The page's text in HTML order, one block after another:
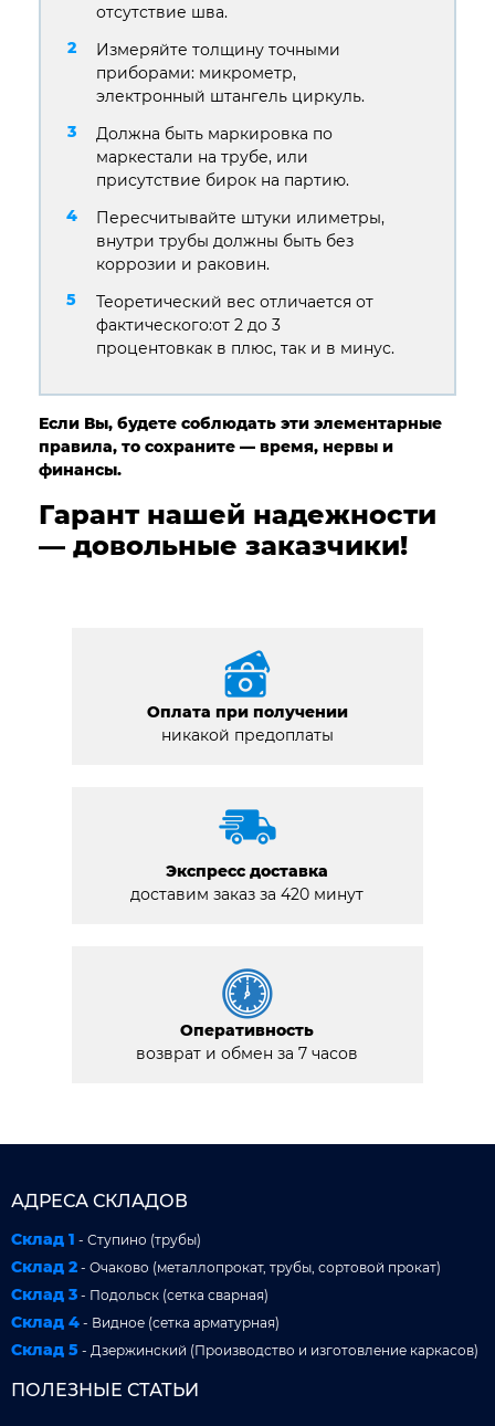
отсутствие шва.
Измеряйте толщину точными
приборами: микрометр,
электронный штангель циркуль.
Должна быть маркировка по
маркестали на трубе, или
присутствие бирок на партию.
Пересчитывайте штуки илиметры,
внутри трубы должны быть без
коррозии и раковин.
Теоретический вес отличается от
фактического:от 2 до 3
процентовкак в плюс, так и в минус.
Если Вы, будете соблюдать эти элементарные
правила, то сохраните — время, нервы и
финансы.
Гарант нашей надежности
— довольные заказчики!
Оплата при получении
никакой предоплаты
Экспресс доставка
доставим заказ за 420 минут
Оперативность
возврат и обмен за 7 часов
АДРЕСА СКЛАДОВ
Склад 1 - Ступино (трубы)
Склад 2 - Очаково (металлопрокат, трубы, сортовой прокат)
Склад 3 - Подольск (сетка сварная)
Склад 4 - Видное (сетка арматурная)
Склад 5 - Дзержинский (Производство и изготовление каркасов)
ПОЛЕЗНЫЕ СТАТЬИ